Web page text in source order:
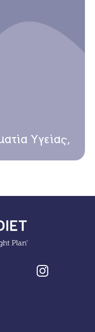
Υγείας,